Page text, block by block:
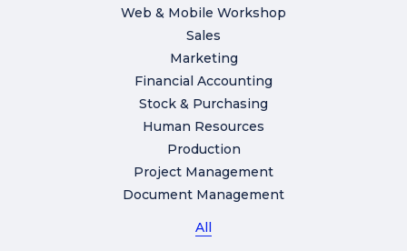
Web & Mobile Workshop
Sales
Marketing
Financial Accounting
Stock & Purchasing
Human Resources
Production
Project Management
Document Management
All